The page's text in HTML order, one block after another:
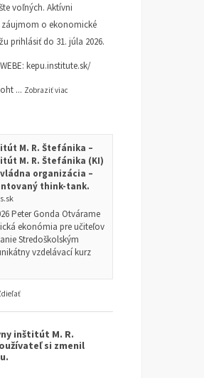
voľných. Aktívni
o ekonomické
prihlásiť do 31. júla 2026.
kepu.institute.sk/
... Zobraziť viac
M. R. Štefánika –
M. R. Štefánika (KI)
organizácia –
think-tank.
Peter Gonda Otvárame
ekonómia pre učiteľov
Stredoškolským
vzdelávací kurz
inštitút M. R.
si zmenil